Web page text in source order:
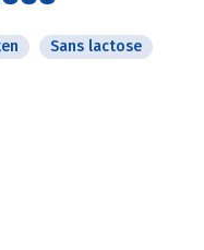
Sans lactose